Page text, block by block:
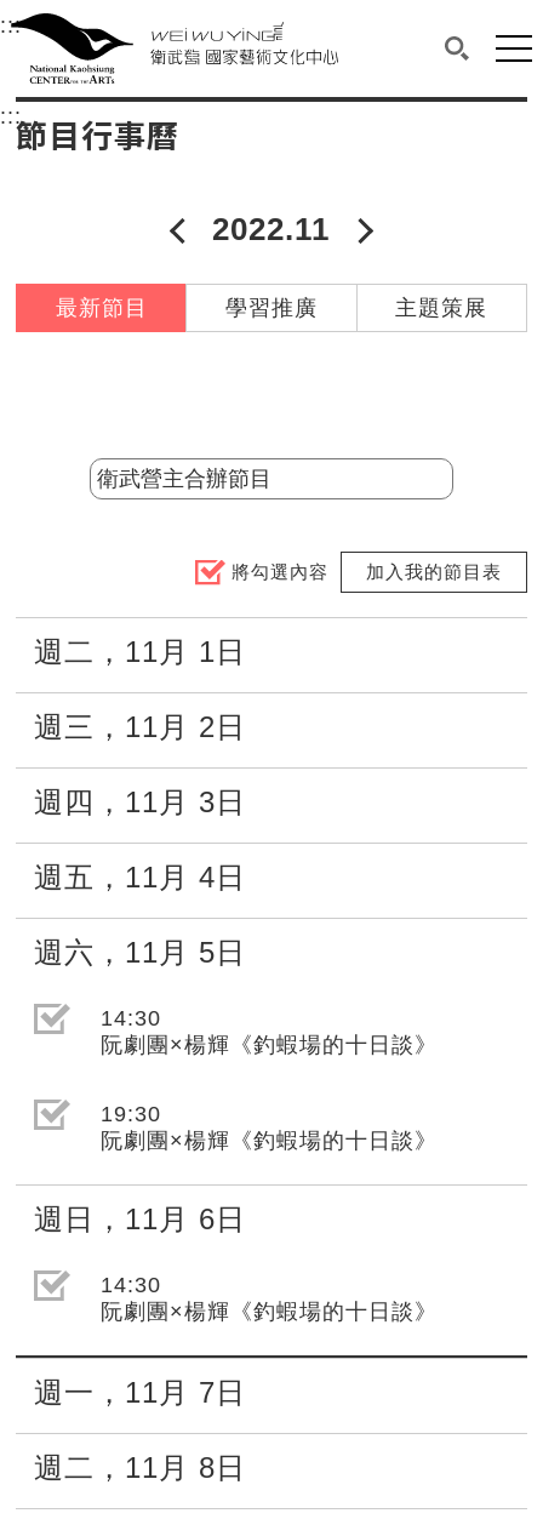
衛武營國家藝術文化中心
中央內容區塊，為本頁主要內容區。
:::選單連結區塊，此區塊列有本網站主要連結。
衛武營國家藝術文化中心
搜尋(開
網
:::中央內容區塊，為本頁主要內容區。
節目行事曆
2022年10月
2022.11
最新節目 學習推廣 主題策展
分類
將勾選內容 加入我的節目表
週二 ， 11月 1日
週三 ， 11月 2日
週四 ， 11月 3日
週五 ， 11月 4日
週六 ， 11月 5日
選取節目(未勾選)
14:30
阮劇團×楊輝《釣蝦場的十日談》
選取節目(未勾選)
19:30
阮劇團×楊輝《釣蝦場的十日談》
週日 ， 11月 6日
選取節目(未勾選)
14:30
阮劇團×楊輝《釣蝦場的十日談》
週一 ， 11月 7日
週二 ， 11月 8日